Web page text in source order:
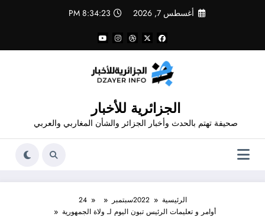
أغسطس 7, 2026 8:34:23 PM
الجزائرية للأخبار
صحيفة تهتم بالحدث وأخبار الجزائر والشأن المغاربي والعربي
الرئيسية 2022سبتمبر
24
أوامر و تعليمات الرئيس تبون اليوم لـ ولاة الجمهورية